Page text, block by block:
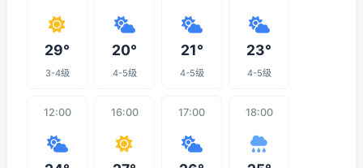
29°
3-4级
20°
4-5级
21°
4-5级
23°
4-5级
12:00 16:00 17:00 18:00